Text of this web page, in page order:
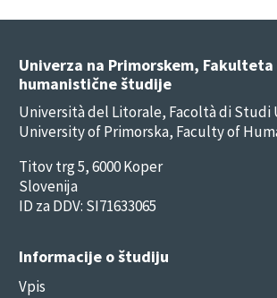
Univerza na Primorskem, Fakulteta
humanistične študije
Università del Litorale, Facoltà di Studi
University of Primorska, Faculty of
Titov trg 5, 6000 Koper
Slovenija
ID za DDV: SI71633065
Informacije o študiju
Vpis